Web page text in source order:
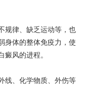
律、缺乏运动等，也
身体的整体免疫力，使
癜风的进程。
、化学物质、外伤等